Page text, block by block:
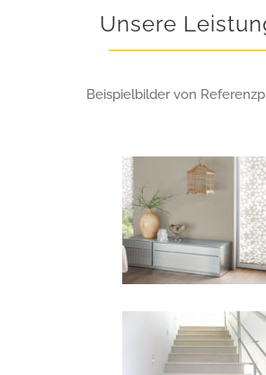
Unsere
Beispielbilder von